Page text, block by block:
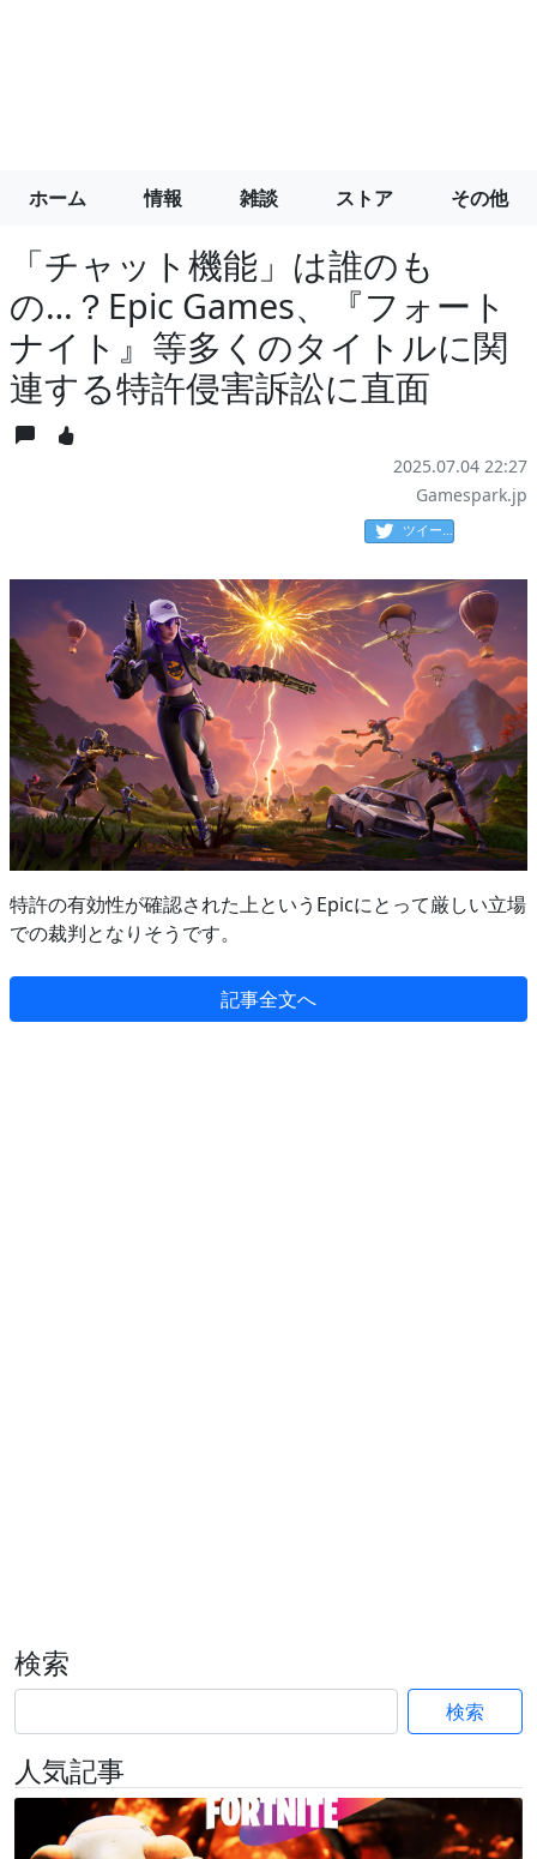
ホーム 情報 雑談 ストア その他
「チャット機能」は誰のも
の…？Epic Games、『フォート
ナイト』等多くのタイトルに関
連する特許侵害訴訟に直面
2025.07.04 22:27
Gamespark.jp
ツイート
特許の有効性が確認された上というEpicにとって厳しい立場
での裁判となりそうです。
記事全文へ
検索
検索
人気記事